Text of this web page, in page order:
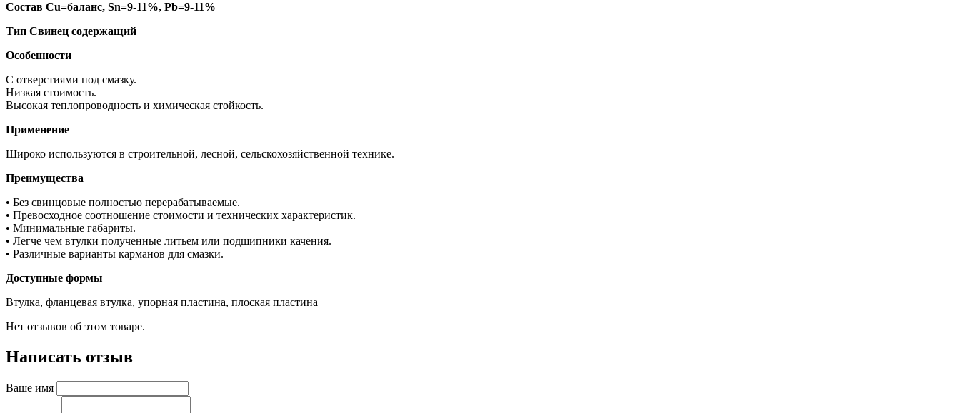
Состав Cu=баланс, Sn=9-11%, Pb=9-11%
Тип Свинец содержащий
Особенности
С отверстиями под смазку.
Низкая стоимость.
Высокая теплопроводность и химическая стойкость.
Применение
Широко используются в строительной, лесной, сельскохозяйственной технике.
Преимущества
• Без свинцовые полностью перерабатываемые.
• Превосходное соотношение стоимости и технических характеристик.
• Минимальные габариты.
• Легче чем втулки полученные литьем или подшипники качения.
• Различные варианты карманов для смазки.
Доступные формы
Втулка, фланцевая втулка, упорная пластина, плоская пластина
Нет отзывов об этом товаре.
Написать отзыв
Ваше имя